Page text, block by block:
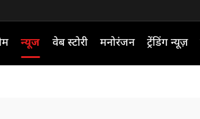
न्यूज वेब स्टोरी मनोरंजन ट्रेंडिंग न्यूज़